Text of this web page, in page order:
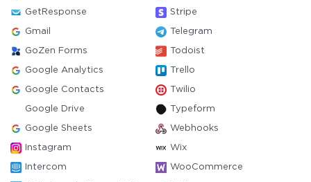
GetResponse Stripe
Gmail Telegram
GoZen Forms Todoist
Google Analytics Trello
Google Contacts Twilio
Google Drive Typeform
Google Sheets Webhooks
Instagram Wix
Intercom WooCommerce